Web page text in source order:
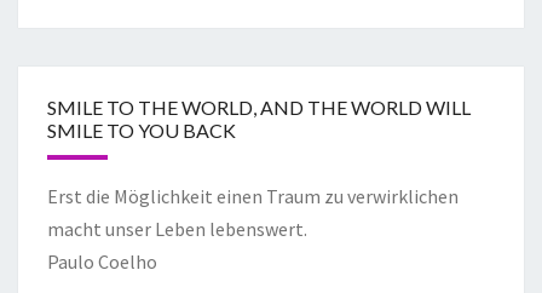
SMILE TO THE WORLD, AND THE WORLD WILL
SMILE TO YOU BACK
Erst die Möglichkeit einen Traum zu verwirklichen
macht unser Leben lebenswert.
Paulo Coelho